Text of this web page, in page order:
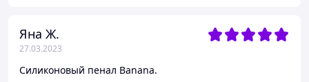
Яна Ж.
27.03.2023
Силиконовый пенал Banana.